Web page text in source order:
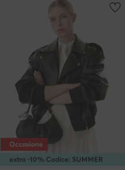
extra -10% Codice: SUMMER
Occasione